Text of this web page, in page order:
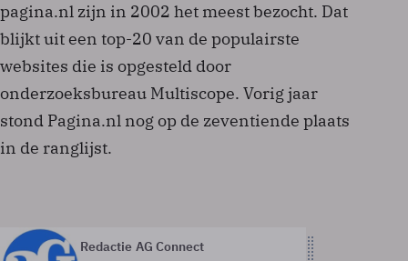
pagina.nl zijn in 2002 het meest bezocht. Dat
blijkt uit een top-20 van de populairste
websites die is opgesteld door
onderzoeksbureau Multiscope. Vorig jaar
stond Pagina.nl nog op de zeventiende plaats
in de ranglijst.
Redactie AG Connect